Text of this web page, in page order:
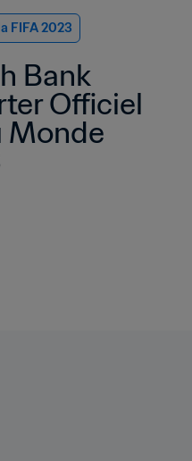
FIFA 2023
Bank
Officiel
Monde